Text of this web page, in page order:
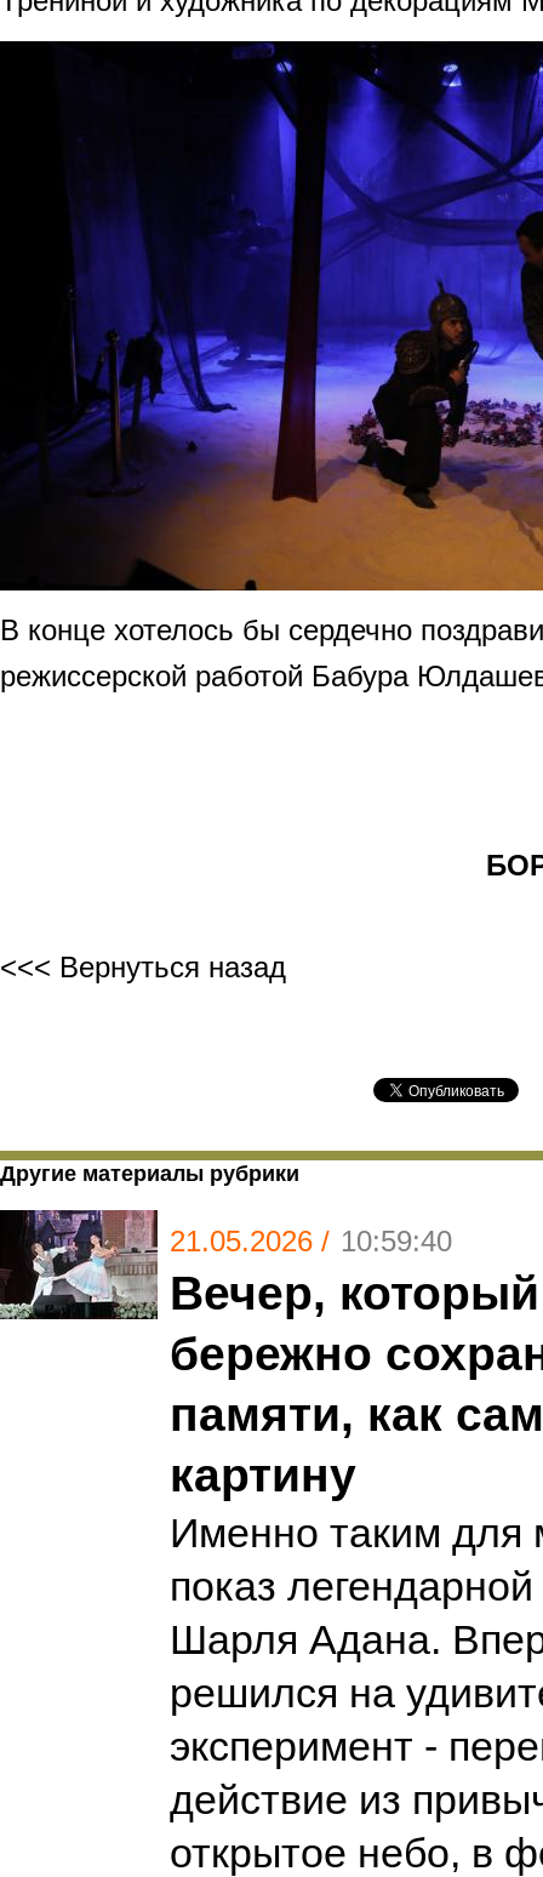
В конце хотелось бы сердечно
режиссерской работой Бабура
<<< Вернуться назад
Другие материалы рубрики
21.05.2026 / 10:59:40
Вечер,
бережно
памяти, как
картину
Именно таким для
показ
Шарля Адана.
решился на
эксперимент -
действие из
открытое небо, в